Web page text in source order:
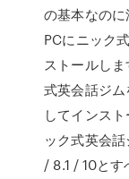
の基本なの
PCにニック
ストールし
式英会話ジ
してインス
ック式英会
/ 8.1 / 10とす